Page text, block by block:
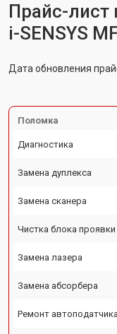
Прайс-
i-SENSYS
Дата обновления
Поломка
Диагностика
Замена дуплекса
Замена сканера
Чистка блока проявки
Замена лазера
Замена абсорбера
Ремонт автоподатчика